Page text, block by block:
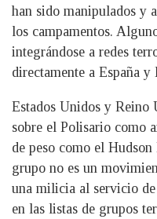
han sido manipulados y
los campamentos.
integrándose a redes
directamente a España y
Estados Unidos y
sobre el Polisario como
de peso como el
grupo no es un
una milicia al servicio
en las listas de grupos